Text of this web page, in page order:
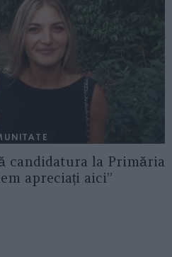
candidatura la Primăria
apreciați aici”